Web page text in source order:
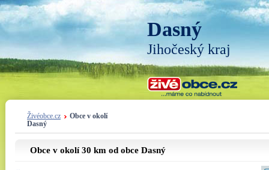
Dasný
Jihočeský kraj
Živéobce.cz
Obce v okolí
Dasný
Obce v okolí 30 km od obce Dasný